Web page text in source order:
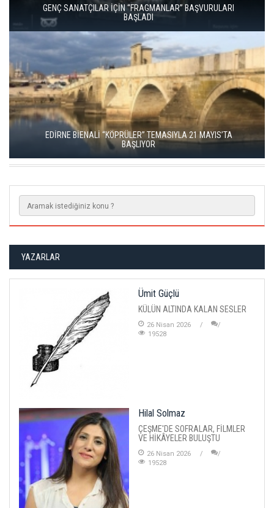
GENÇ SANATÇILAR İÇİN “FRAGMANLAR” BAŞVURULARI
BAŞLADI
EDİRNE BİENALİ “KÖPRÜLER” TEMASIYLA 21 MAYIS’TA
BAŞLIYOR
YAZARLAR
Ümit Güçlü
KÜLÜN ALTINDA KALAN SESLER
26 Nisan 2026
19528
Hilal Solmaz
ÇEŞME'DE SOFRALAR, FİLMLER
VE HİKÂYELER BULUŞTU
26 Nisan 2026
19528